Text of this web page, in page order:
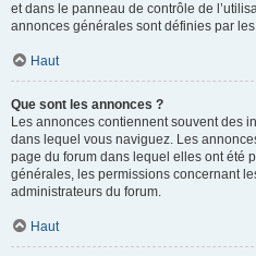
et dans le panneau de contrôle de
annonces générales sont définies par
Haut
Que sont les annonces ?
Les annonces contiennent souvent des
dans lequel vous naviguez. Les
page du forum dans lequel elles ont été
générales, les permissions concernant
administrateurs du forum.
Haut